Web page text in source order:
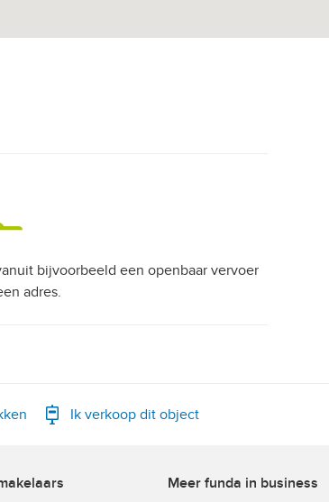
bijvoorbeeld een openbaar vervoer
adres.
Ik verkoop dit object
Meer funda in business